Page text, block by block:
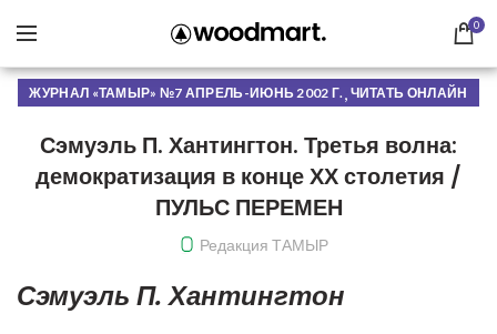
0
ЖУРНАЛ «ТАМЫР» №7 АПРЕЛЬ-ИЮНЬ 2002 Г. , ЧИТАТЬ ОНЛАЙН
Сэмуэль П. Хантингтон. Третья волна:
демократизация в конце ХХ столетия /
ПУЛЬС ПЕРЕМЕН
Редакция ТАМЫР
Сэмуэль П. Хантингтон